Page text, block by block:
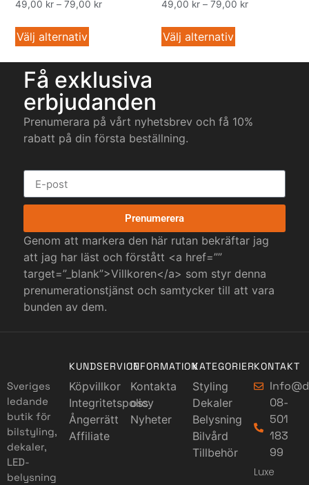
49,00 kr – 79,00 kr
Välj alternativ
49,00 kr – 79,00 kr
Välj alternativ
Få exklusiva
erbjudanden
Prenumerara på vårt nyhetsbrev och få 10%
rabatt på din första beställning.
Prenumerera
Genom att markera den här rutan bekräftar jag
att jag har läst och förstått <a href=””
target=”_blank”>Villkoren</a> som styr denna
prenumerationstjänst och samtycker till att vara
bunden av dem.
Sveriges
ledande
butik för
bilstyling,
dekaler,
LED-
belysning
KUNDSERVICE
Köpvillkor
Integritetspolicy
Ångerrätt
Affiliate
INFORMATION
Kontakta
oss
Nyheter
KATEGORIER
Styling
Dekaler
Belysning
Bilvård
Tillbehör
KONTAKT
08-
501
183
99
Luxe